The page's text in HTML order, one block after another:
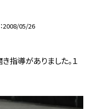
2008/05/26
き指導がありました。１